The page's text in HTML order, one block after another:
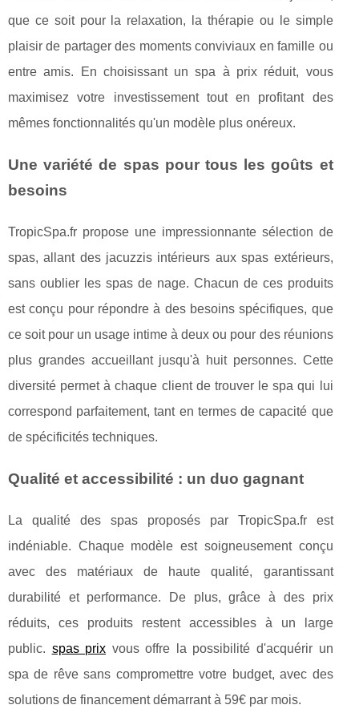
que ce soit pour la relaxation, la thérapie ou le simple
plaisir de partager des moments conviviaux en famille ou
entre amis. En choisissant un spa à prix réduit, vous
maximisez votre investissement tout en profitant des
mêmes fonctionnalités qu'un modèle plus onéreux.
Une variété de spas pour tous les goûts et
besoins
TropicSpa.fr propose une impressionnante sélection de
spas, allant des jacuzzis intérieurs aux spas extérieurs,
sans oublier les spas de nage. Chacun de ces produits
est conçu pour répondre à des besoins spécifiques, que
ce soit pour un usage intime à deux ou pour des réunions
plus grandes accueillant jusqu'à huit personnes. Cette
diversité permet à chaque client de trouver le spa qui lui
correspond parfaitement, tant en termes de capacité que
de spécificités techniques.
Qualité et accessibilité : un duo gagnant
La qualité des spas proposés par TropicSpa.fr est
indéniable. Chaque modèle est soigneusement conçu
avec des matériaux de haute qualité, garantissant
durabilité et performance. De plus, grâce à des prix
réduits, ces produits restent accessibles à un large
public. spas prix vous offre la possibilité d'acquérir un
spa de rêve sans compromettre votre budget, avec des
solutions de financement démarrant à 59€ par mois.